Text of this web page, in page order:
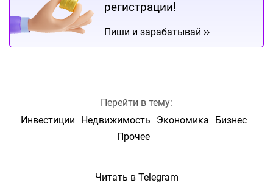
регистрации!
Пиши и зарабатывай ››
Перейти в тему:
Инвестиции
Недвижимость Экономика
Бизнес
Прочее
Читать в Telegram